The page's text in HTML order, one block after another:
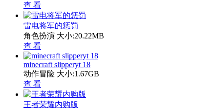
查 看
雷电将军的惩罚
角色扮演 大小:20.22MB
查 看
minecraft slipperyt 18
动作冒险 大小:1.67GB
查 看
王者荣耀内购版